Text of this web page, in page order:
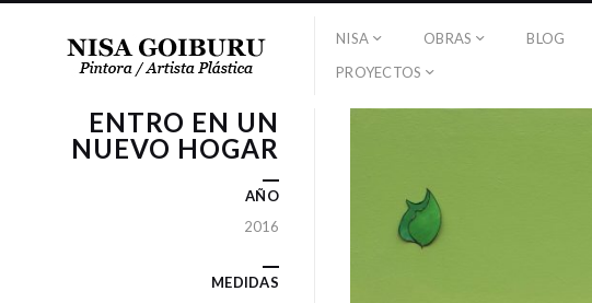
NISA OBRAS BLOG
PROYECTOS
ENTRO EN UN
NUEVO HOGAR
AÑO
2016
MEDIDAS